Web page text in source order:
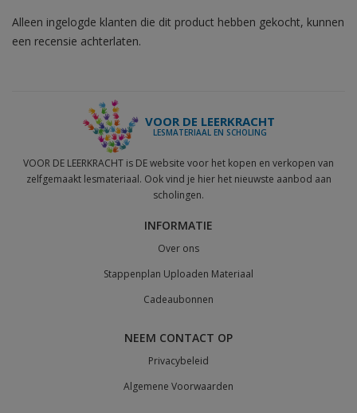
Alleen ingelogde klanten die dit product hebben gekocht, kunnen
een recensie achterlaten.
VOOR DE LEERKRACHT
LESMATERIAAL EN SCHOLING
VOOR DE LEERKRACHT is DE website voor het kopen en verkopen van
zelfgemaakt lesmateriaal. Ook vind je hier het nieuwste aanbod aan
scholingen.
INFORMATIE
Over ons
Stappenplan Uploaden Materiaal
Cadeaubonnen
NEEM CONTACT OP
Privacybeleid
Algemene Voorwaarden